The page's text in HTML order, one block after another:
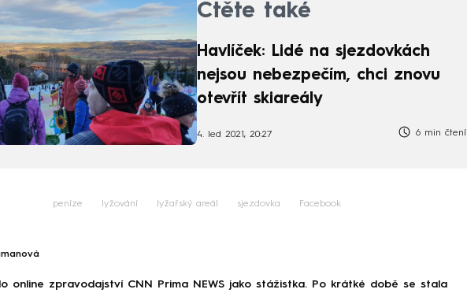
Čtěte také
Havlíček: Lidé na sjezdovkách
nejsou nebezpečím, chci znovu
otevřít skiareály
4. led 2021, 20:27 6 min čtení
peníze lyžování lyžařský areál sjezdovka Facebook
online zpravodajství CNN Prima NEWS jako stážistka. Po krátké době se stala